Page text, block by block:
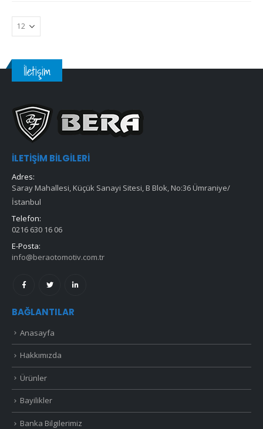
İletişim
İLETIŞIM BILGILERI
Adres:
Saray Mahallesi, Küçük Sanayi Sitesi, B Blok, No:36 Ümraniye/
İstanbul
Telefon:
0216 630 16 06
E-Posta:
info@beraotomotiv.com.tr
BAĞLANTILAR
Anasayfa
Hakkımızda
Ürünler
Bayilikler
Banka Bilgilerimiz